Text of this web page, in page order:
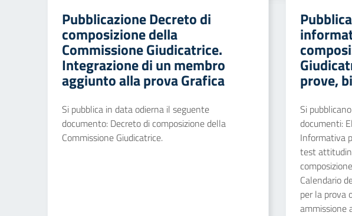
Pubblicazione Decreto di
composizione della
Commissione Giudicatrice.
Integrazione di un membro
aggiunto alla prova Grafica
Si pubblica in data odierna il seguente
documento: Decreto di composizione della
Commissione Giudicatrice.
prove,
Si
documenti:
Informativa
test
Calendario
per la prova
ammissione